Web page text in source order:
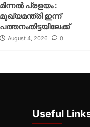
മിന്നല്‍ പ്രളയം :
മുഖ്യമന്ത്രി ഇന്ന്
പത്തനംതിട്ടയിലേക്ക്
August 4, 2026 0
Useful